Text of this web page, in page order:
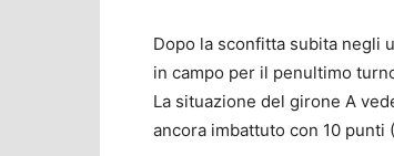
Dopo la sconfitta subita negli
in campo per il penultimo
La situazione del girone A
ancora imbattuto con 10 punti